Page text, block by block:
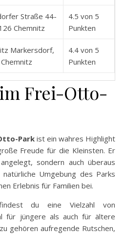
Straße 44-
Chemnitz
4.5 von 5
Punkten
Markersdorf,
4.4 von 5
Punkten
Frei-Otto-
Parkist ein wahres Highlight
Freude für die Kleinsten. Er
sondern auch überaus
Umgebung des Parks
Erlebnis für Familien bei.
du eine Vielzahl von
für jüngere als auch für ältere
gehören aufregende Rutschen,